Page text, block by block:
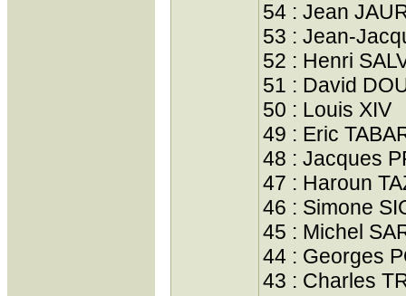
54 : Jean
53 : Jean-
52 : Henri
51 : David
50 : Louis XIV
49 : Eric
48 : Jacques
47 : Haroun
46 : Simone
45 : Michel
44 : Georges
43 : Charles